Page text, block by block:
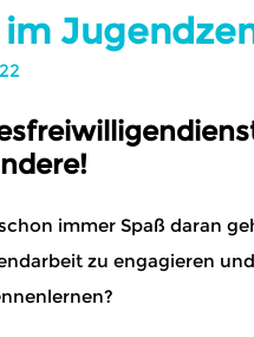
im
immer Spaß daran
zu engagieren